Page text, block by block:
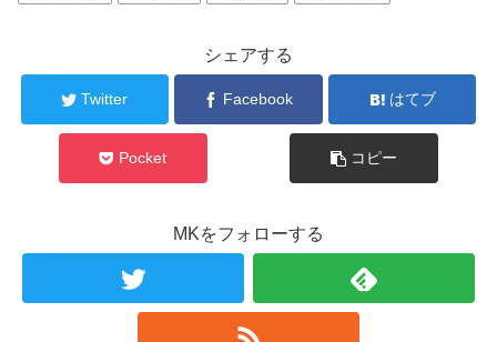
シェアする
Twitter Facebook はてブ
Pocket コピー
MKをフォローする